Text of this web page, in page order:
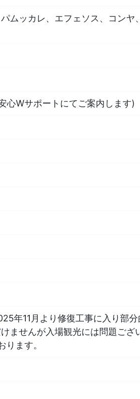
ムッカレ、エフェソス、コンヤ
心Wサポートにてご案内します)
年11月より修復工事に入り部
ませんが入場観光には問題ござ
ます。